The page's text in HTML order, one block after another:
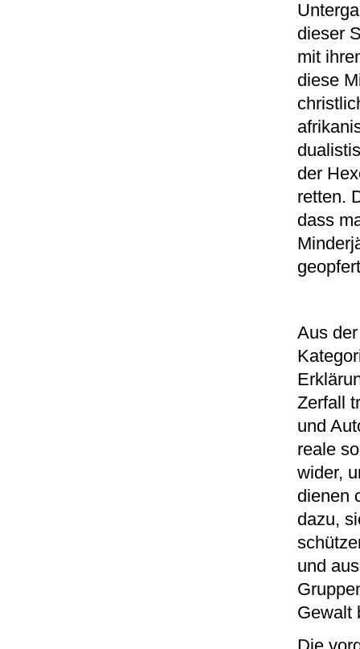
dieser
mit
diese
der
retten.
dass
Aus
Zerfall
und
reale
wider,
dienen
dazu,
und
Gewalt